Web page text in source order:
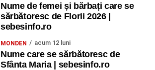
Nume de femei și bărbați care se
sărbătoresc de Florii 2026 |
sebesinfo.ro
MONDEN acum 12 luni
Nume care se sărbătoresc de
Sfânta Maria | sebesinfo.ro